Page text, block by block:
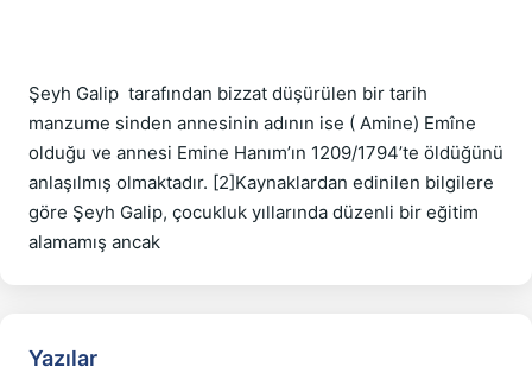
Şeyh Galip  tarafından bizzat düşürülen bir tarih
manzume sinden annesinin adının ise ( Amine) Emîne
olduğu ve annesi Emine Hanım’ın 1209/1794’te öldüğünü
anlaşılmış olmaktadır. [2]Kaynaklardan edinilen bilgilere
göre Şeyh Galip, çocukluk yıllarında düzenli bir eğitim
alamamış ancak
Yazılar